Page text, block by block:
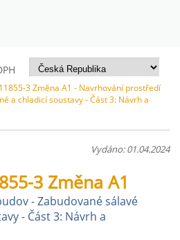
3 Změna A1 - Navrhování prostředí
a chladicí soustavy - Část 3: Návrh a
Vydáno: 01.04.2024
3 Změna A1
- Zabudované sálavé
- Část 3: Návrh a